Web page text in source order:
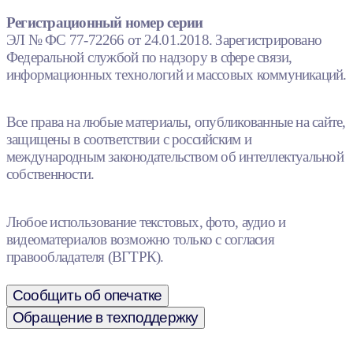
Регистрационный номер серии
ЭЛ № ФС 77-72266 от 24.01.2018. Зарегистрировано
Федеральной службой по надзору в сфере связи,
информационных технологий и массовых коммуникаций.
Все права на любые материалы, опубликованные на сайте,
защищены в соответствии с российским и
международным законодательством об интеллектуальной
собственности.
Любое использование текстовых, фото, аудио и
видеоматериалов возможно только с согласия
правообладателя (ВГТРК).
Сообщить об опечатке
Обращение в техподдержку